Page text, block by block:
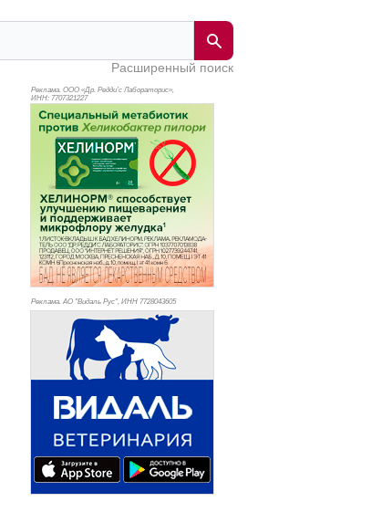
Расширенный поиск
Реклама. ООО «Др. Редди’с Лабораторис»,
ИНН: 7707321227
Реклама. АО "Видаль Рус", ИНН 7728043605